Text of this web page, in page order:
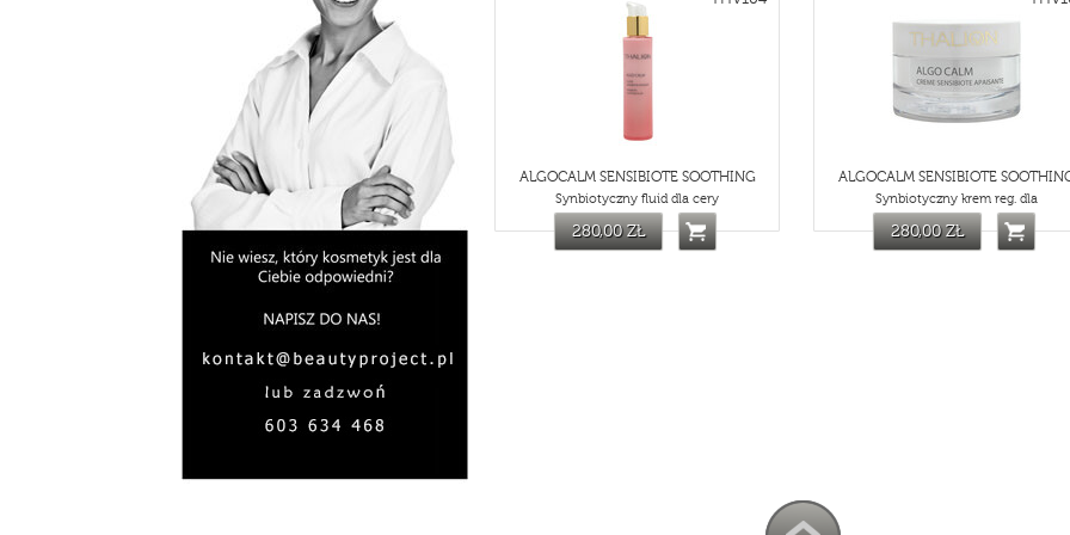
elektronicznej. Będziemy także mogli udostępnić Twoje dane podmiotom działającym w sferze obsługi
prawne, firmy windykacyjne itp., kiedy będziemy zmuszeni do dochodzenia swoich roszczeń.
Państwa dane osobowe nie będą przekazywane do państwa trzeciego.
Okres retencji czyli jak długo będziemy przetwarzać Twoje dane osobowe?
Będziemy przetwarzać Twoje dane nie dłużej niż to konieczne. Na potrzeby rachunkowości oraz ze względów
przetwarzać tak długo jak będziemy do tego zobligowani przepisem prawa. Na gruncie obecnych przepisów
roku kalendarzowego, w którym powstał obowiązek podatkowy
- jeżeli dane osobowe będą przetwarzane przez nas w celu dochodzenia roszczeń (w tym w postępowaniach
przetwarzać w tym celu przez okres przedawnienia roszczeń zgodnie z przepisami kodeksu cywilnego
- jeżeli wyrazisz nam zgodę na przetwarzanie danych osobowych czy to do celów marketingowych,
wypadkach kiedy o tą zgodę poprosimy, wówczas będziemy je przetwarzać do czasu odwołania zgody.
- po zrealizowaniu celu pierwotnego dla którego zostały zebrane (np. realizacja umowy) (przetwarzanie jest
przetwarzane dla celów archiwalnych przez okres zgodny z obowiązującymi u nas przepisami archiwalnymi
przedawnienia roszczeń określonych w powszechnie obowiązujących przepisach prawa.
Przysługują Pani/ Panu następujące prawa:
prawo dostępu do treści swoich danych osobowych oraz otrzymania ich kopii;
prawo do usunięcia danych - jeżeli Pani/Pana zdaniem nie ma podstaw do tego, abyśmy przetwarzali te
na Pani/Pana temat lub przetwarzamy je bezpodstawnie; lub nie chce Pani/Pan, żebyśmy je usunęli, bo są
OCZYSZCZANIE WODOROWE
280,00 ZŁ
ALGOCALM SENSIBIOTE SOOTHING
Synbiotyczny fluid dla cery
280,00 ZŁ
ALGOCALM SENSIBIOTE
Synbiotyczny krem reg. dla